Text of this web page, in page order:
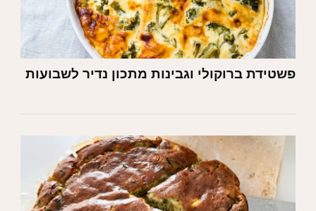
פשטידת ברוקולי וגבינות מתכון נדיר לשבועות